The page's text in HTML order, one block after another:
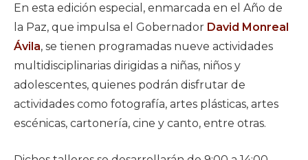
En esta edición especial, enmarcada en el Año de
la Paz, que impulsa el Gobernador David Monreal
Ávila, se tienen programadas nueve actividades
multidisciplinarias dirigidas a niñas, niños y
adolescentes, quienes podrán disfrutar de
actividades como fotografía, artes plásticas, artes
escénicas, cartonería, cine y canto, entre otras.